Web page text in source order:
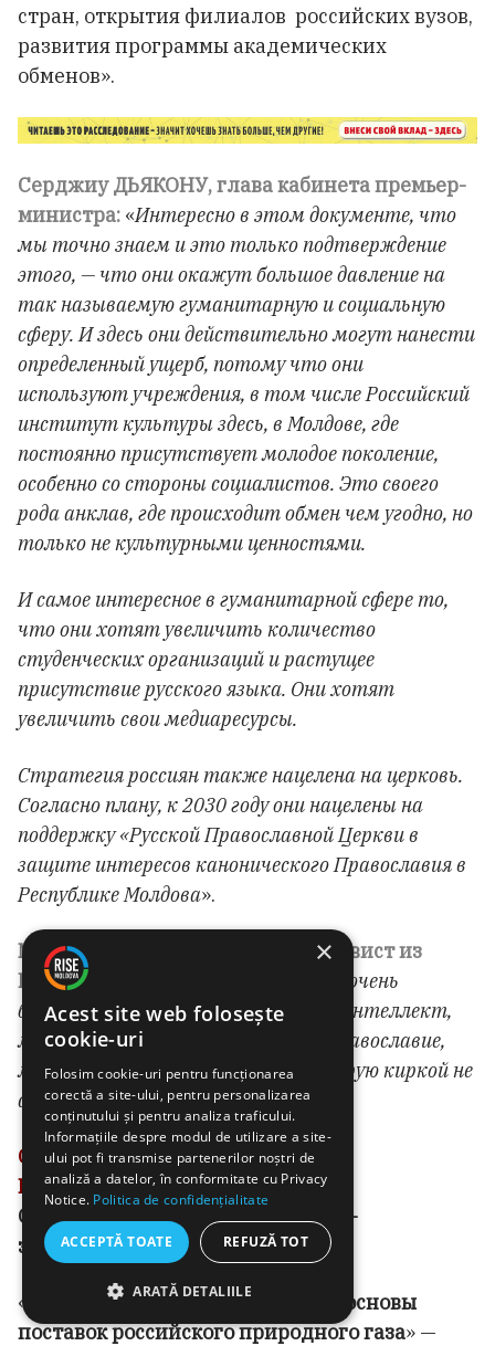
стран, открытия филиалов российских вузов,
развития программы академических
обменов».
Серджиу ДЬЯКОНУ, глава кабинета премьер-
министра: «Интересно в этом документе, что
мы точно знаем и это только подтверждение
этого, — что они окажут большое давление на
так называемую гуманитарную и социальную
сферу. И здесь они действительно могут нанести
определенный ущерб, потому что они
используют учреждения, в том числе Российский
институт культуры здесь, в Молдове, где
постоянно присутствует молодое поколение,
особенно со стороны социалистов. Это своего
рода анклав, где происходит обмен чем угодно, но
только не культурными ценностями.
И самое интересное в гуманитарной сфере то,
что они хотят увеличить количество
студенческих организаций и растущее
присутствие русского языка. Они хотят
увеличить свои медиаресурсы.
Стратегия россиян также нацелена на церковь.
Согласно плану, к 2030 году они нацелены на
поддержку «Русской Православной Церкви в
защите интересов канонического Православия в
Республике Молдова».
Михаил ВЛАХ, гражданский активист из
Гагаузии:
Европейский союз – это очень
большая и дружная семья. Это как интеллект,
мозг, технология. А Россия – это Православие,
многовековая общая история, которую киркой не
сломаешь».
СОХРАНЕНИЕ ЗАВИСИМОСТИ ОТ
РОССИЙСКОГО ГАЗА
Стратегические задачи в торгово-
экономической сфере
«
Сохранение объема и правовой основы
поставок российского природного газа» —
×
Acest site web folosește
cookie-uri
Folosim cookie-uri pentru funcționarea
corectă a site-ului, pentru personalizarea
conținutului și pentru analiza traficului.
Informațiile despre modul de utilizare a site-
ului pot fi transmise partenerilor noștri de
analiză a datelor, în conformitate cu Privacy
Notice. Politica de confidențialitate
ACCEPTĂ TOATE REFUZĂ TOT
ARATĂ DETALIILE